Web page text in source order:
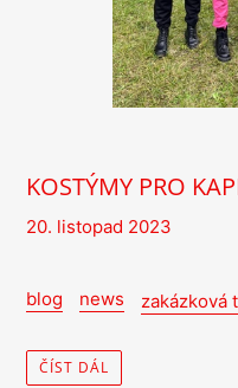
KOSTÝMY PRO
20. listopad 2023
blog news zakázková
ČÍST DÁL